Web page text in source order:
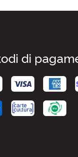
di